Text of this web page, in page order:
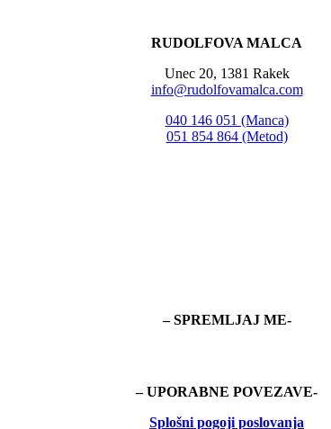
RUDOLFOVA MALCA
Unec 20, 1381 Rakek
info@rudolfovamalca.com
040 146 051 (Manca)
051 854 864 (Metod)
– SPREMLJAJ ME-
– UPORABNE POVEZAVE-
Splošni pogoji poslovanja